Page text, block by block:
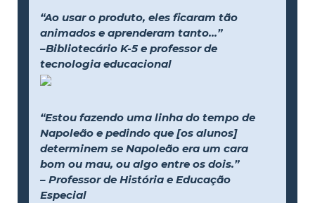
“Ao usar o produto, eles ficaram tão
animados e aprenderam tanto...”
–Bibliotecário K-5 e professor de
tecnologia educacional
“Estou fazendo uma linha do tempo de
Napoleão e pedindo que [os alunos]
determinem se Napoleão era um cara
bom ou mau, ou algo entre os dois.”
– Professor de História e Educação
Especial